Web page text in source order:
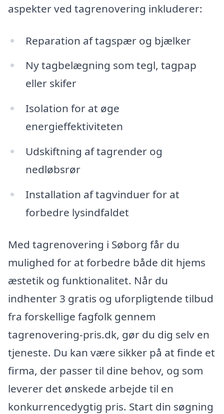
aspekter ved tagrenovering inkluderer:
Reparation af tagspær og bjælker
Ny tagbelægning som tegl, tagpap
eller skifer
Isolation for at øge
energieffektiviteten
Udskiftning af tagrender og
nedløbsrør
Installation af tagvinduer for at
forbedre lysindfaldet
Med tagrenovering i Søborg får du
mulighed for at forbedre både dit hjems
æstetik og funktionalitet. Når du
indhenter 3 gratis og uforpligtende tilbud
fra forskellige fagfolk gennem
tagrenovering-pris.dk, gør du dig selv en
tjeneste. Du kan være sikker på at finde et
firma, der passer til dine behov, og som
leverer det ønskede arbejde til en
konkurrencedygtig pris. Start din søgning